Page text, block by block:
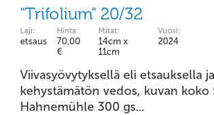
"Trifolium" 20/32
Laji:
etsaus
Hinta:
70,00
€
Mitat:
14cm x
11cm
Vuosi:
2024
Viivasyövytyksellä eli etsauksella
kehystämätön vedos, kuvan koko
Hahnemühle 300 gs...